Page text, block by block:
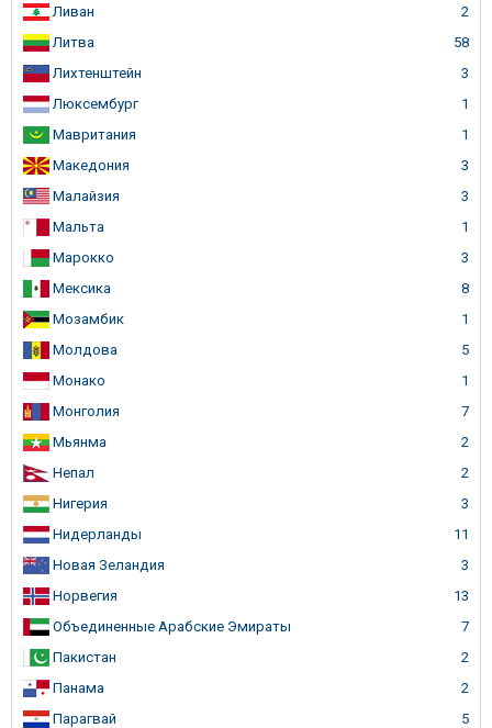
Ливан
2
Литва
58
Лихтенштейн
3
Люксембург
1
Мавритания
1
Македония
3
Малайзия
3
Мальта
1
Марокко
3
Мексика
8
Мозамбик
1
Молдова
5
Монако
1
Монголия
7
Мьянма
2
Непал
2
Нигерия
3
Нидерланды
11
Новая Зеландия
3
Норвегия
13
Объединенные Арабские Эмираты
7
Пакистан
2
Панама
2
Парагвай
5